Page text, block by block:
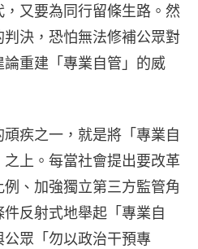
又要為同行留條生路。然
決，恐怕無法修補公眾對
重建「專業自管」的威
疾之一，就是將「專業自
上。每當社會提出要改革
、加強獨立第三方監管角
反射式地舉起「專業自
眾「勿以政治干預專